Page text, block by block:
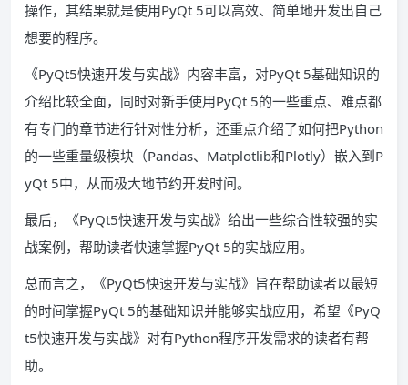
操作，其结果就是使用PyQt 5可以高效、简单地开发出自己
想要的程序。
《PyQt5快速开发与实战》内容丰富，对PyQt 5基础知识的
介绍比较全面，同时对新手使用PyQt 5的一些重点、难点都
有专门的章节进行针对性分析，还重点介绍了如何把Python
的一些重量级模块（Pandas、Matplotlib和Plotly）嵌入到P
yQt 5中，从而极大地节约开发时间。
最后，《PyQt5快速开发与实战》给出一些综合性较强的实
战案例，帮助读者快速掌握PyQt 5的实战应用。
总而言之，《PyQt5快速开发与实战》旨在帮助读者以最短
的时间掌握PyQt 5的基础知识并能够实战应用，希望《PyQ
t5快速开发与实战》对有Python程序开发需求的读者有帮
助。